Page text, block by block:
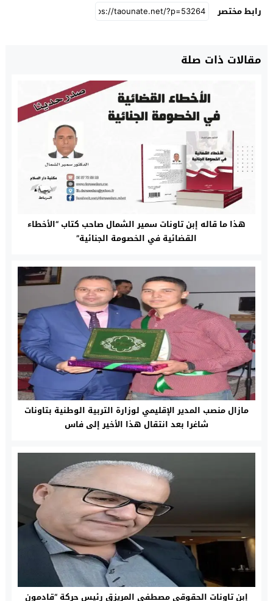
رابط مختصر
مقالات ذات صلة
هذا ما قاله إبن تاونات سمير الشمال صاحب كتاب “الأخطاء
القضائية في الخصومة الجنائية”
مازال منصب المدير الإقليمي لوزارة التربية الوطنية بتاونات
شاغرا بعد انتقال هذا الأخير إلى فاس
إبن تاونات الحقوقي مصطفى المريزق رئيس حركة “قادمون